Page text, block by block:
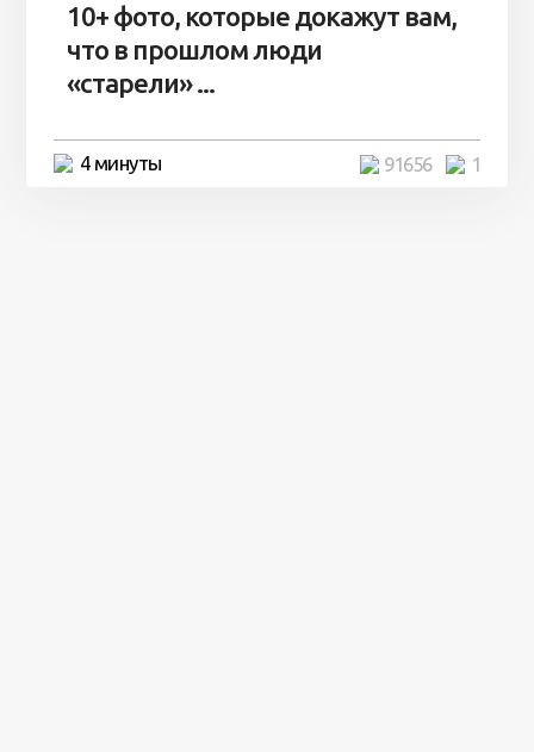
10+ фото, которые докажут вам,
что в прошлом люди
«старели» ...
4 минуты 1
91656